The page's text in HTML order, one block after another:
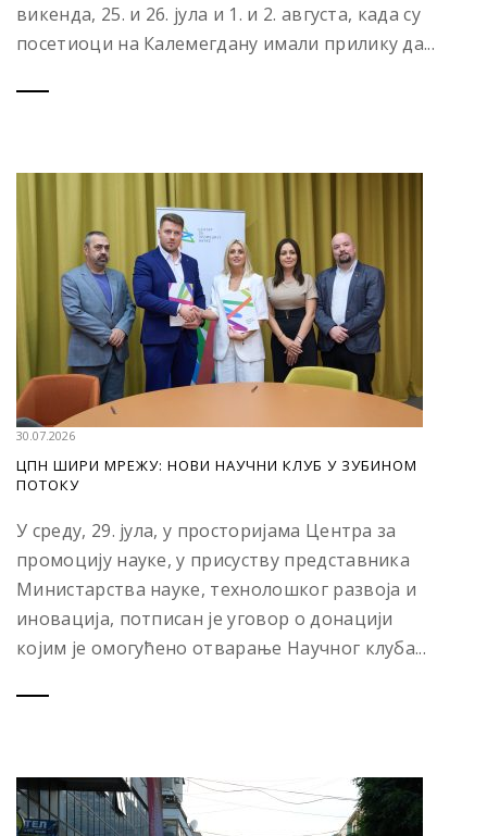
викенда, 25. и 26. јула и 1. и 2. августа, када су
посетиоци на Калемегдану имали прилику да...
30.07.2026
ЦПН ШИРИ МРЕЖУ: НОВИ НАУЧНИ КЛУБ У ЗУБИНОМ
ПОТОКУ
У среду, 29. јула, у просторијама Центра за
промоцију науке, у присуству представника
Министарства науке, технолошког развоја и
иновација, потписан је уговор о донацији
којим је омогућено отварање Научног клуба...